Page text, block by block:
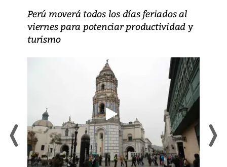
Perú moverá todos los días feriados al
viernes para potenciar productividad y
turismo